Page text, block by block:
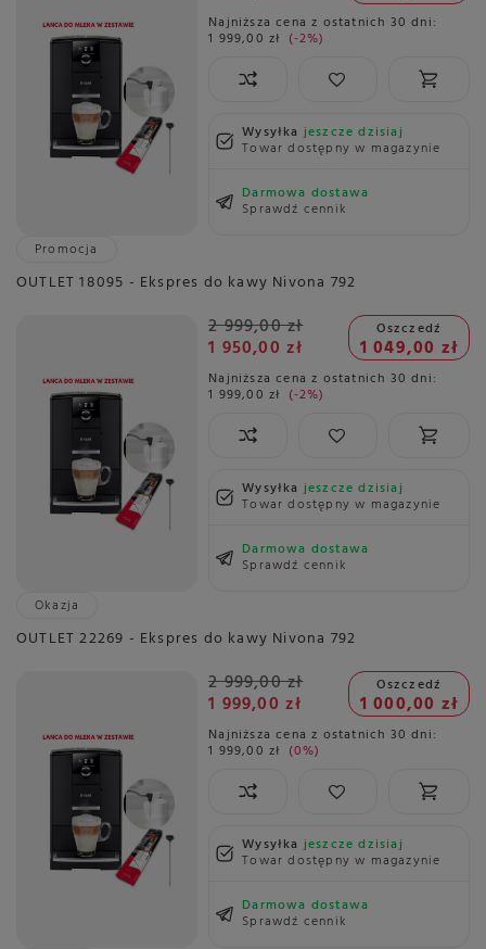
Najniższa cena z ostatnich 30 dni:
1 999,00 zł -2%
Wysyłkajeszcze dzisiaj
Towar dostępny w magazynie
Darmowa dostawa
Sprawdź cennik
Promocja
OUTLET 18095 - Ekspres do kawy Nivona 792
2 999,00 zł
1 950,00 zł
Oszczedź
1 049,00 zł
Najniższa cena z ostatnich 30 dni:
1 999,00 zł -2%
Wysyłkajeszcze dzisiaj
Towar dostępny w magazynie
Darmowa dostawa
Sprawdź cennik
Okazja
OUTLET 22269 - Ekspres do kawy Nivona 792
2 999,00 zł
1 999,00 zł
Oszczedź
1 000,00 zł
Najniższa cena z ostatnich 30 dni:
1 999,00 zł 0%
Wysyłkajeszcze dzisiaj
Towar dostępny w magazynie
Darmowa dostawa
Sprawdź cennik